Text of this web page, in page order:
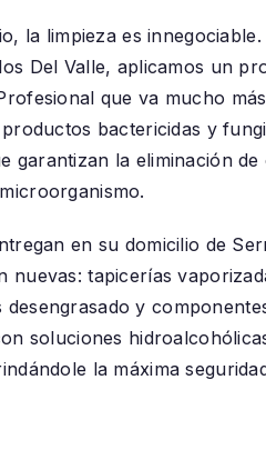
la limpieza es
Del Valle, aplicamos un
que va mucho
bactericidas y
garantizan la eliminación de
en su domicilio de
nuevas: tapicerías
desengrasado y
soluciones
la máxima